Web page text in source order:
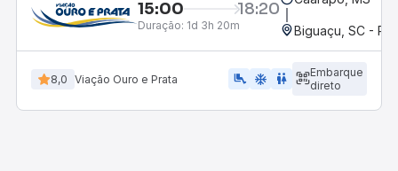
15:00 18:20
Duração: 1d 3h 20m Biguaçu, SC -
8,0 Viação Ouro e Prata airline_seat_legroom_extra ac_unit WC
Embarque
direto